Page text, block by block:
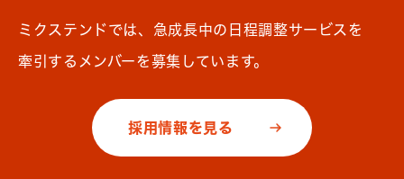
ミクステンドでは、急成長中の日程調整サービスを
牽引するメンバーを募集しています。
採用情報を見る